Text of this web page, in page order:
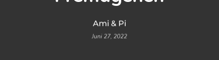
Ami & Pi
Juni 27, 2022